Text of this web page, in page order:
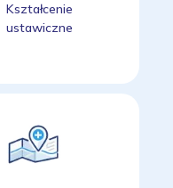
Kształcenie
ustawiczne